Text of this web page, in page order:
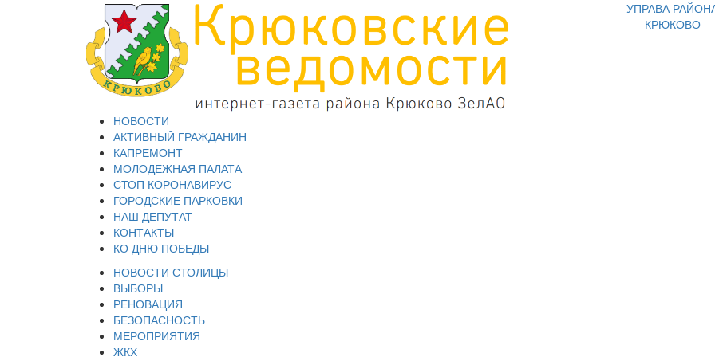
УПРАВА
КРЮКОВО
НОВОСТИ
АКТИВНЫЙ ГРАЖДАНИН
КАПРЕМОНТ
МОЛОДЕЖНАЯ ПАЛАТА
СТОП КОРОНАВИРУС
ГОРОДСКИЕ ПАРКОВКИ
НАШ ДЕПУТАТ
КОНТАКТЫ
КО ДНЮ ПОБЕДЫ
НОВОСТИ СТОЛИЦЫ
ВЫБОРЫ
РЕНОВАЦИЯ
БЕЗОПАСНОСТЬ
МЕРОПРИЯТИЯ
ЖКХ